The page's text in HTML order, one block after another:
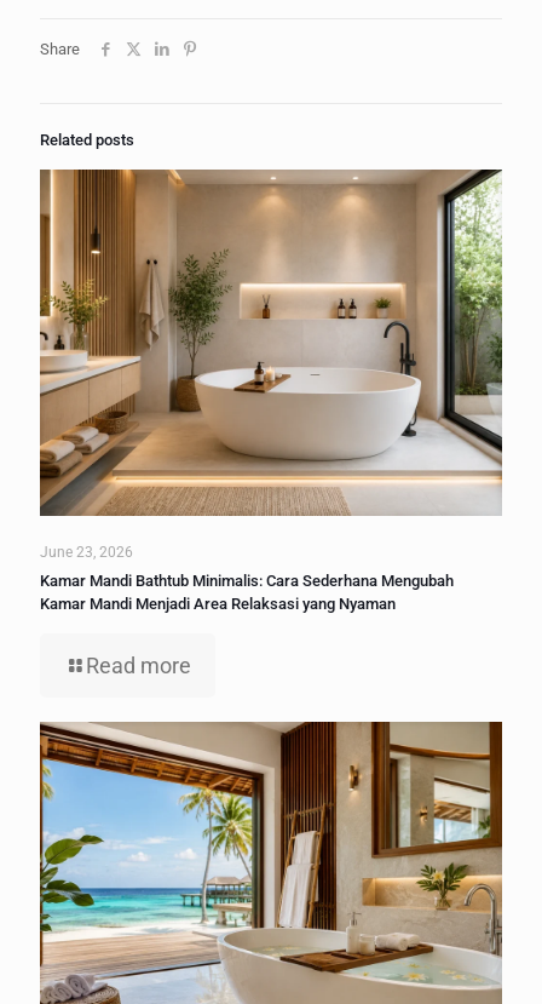
Share
Related posts
June 23, 2026
Kamar Mandi Bathtub Minimalis: Cara Sederhana Mengubah
Kamar Mandi Menjadi Area Relaksasi yang Nyaman
Read more